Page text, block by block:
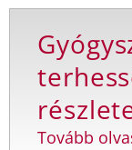
Tovább